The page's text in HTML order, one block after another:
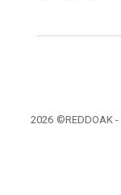
2026 ©REDDOAK -